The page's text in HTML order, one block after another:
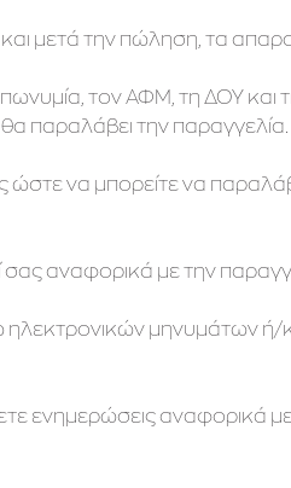
μετά την πώληση, τα
τον ΑΦΜ, τη ΔΟΥ και
παραλάβει την παραγγελία.
ώστε να μπορείτε να
αναφορικά με την
μηνυμάτων ή/
ενημερώσεις αναφορικά